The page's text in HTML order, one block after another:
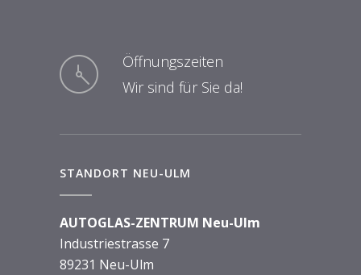
Öffnungszeiten
Wir sind für Sie da!
STANDORT NEU-ULM
AUTOGLAS-ZENTRUM Neu-Ulm
Industriestrasse 7
89231 Neu-Ulm